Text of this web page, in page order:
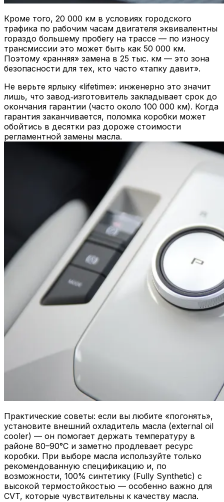
Кроме того, 20 000 км в условиях городского
трафика по рабочим часам двигателя эквивалентны
гораздо большему пробегу на трассе — по износу
трансмиссии это может быть как 50 000 км.
Поэтому «ранняя» замена в 25 тыс. км — это зона
безопасности для тех, кто часто «тапку давит».
Не верьте ярлыку «lifetime»: инженерно это значит
лишь, что завод‑изготовитель закладывает срок до
окончания гарантии (часто около 100 000 км). Когда
гарантия заканчивается, поломка коробки может
обойтись в десятки раз дороже стоимости
регламентной замены масла.
Практические советы: если вы любите «погонять»,
установите внешний охладитель масла (external oil
cooler) — он помогает держать температуру в
районе 80–90°C и заметно продлевает ресурс
коробки. При выборе масла используйте только
рекомендованную спецификацию и, по
возможности, 100% синтетику (Fully Synthetic) с
высокой термостойкостью — особенно важно для
CVT, которые чувствительны к качеству масла.